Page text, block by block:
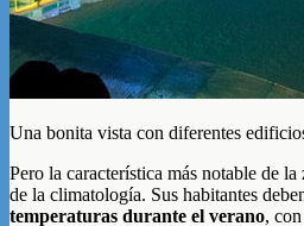
Una bonita vista con diferentes
Pero la característica más notable de la
de la climatología. Sus habitantes
temperaturas durante el verano,